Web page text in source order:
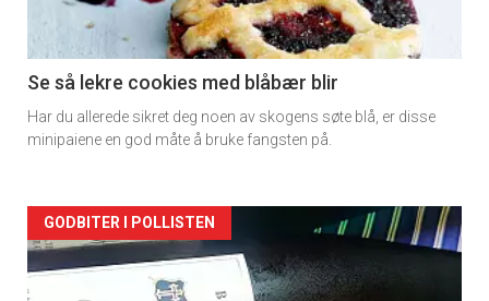
Se så lekre cookies med blåbær blir
Har du allerede sikret deg noen av skogens søte blå, er disse
minipaiene en god måte å bruke fangsten på.
Forsiden
akkurat
GODBITER I POLLISTEN